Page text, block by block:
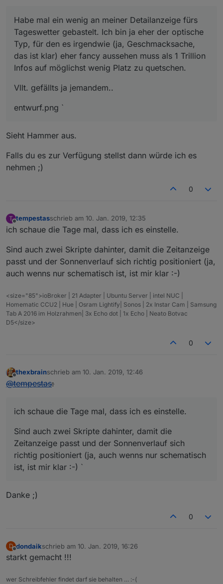
Habe mal ein wenig an meiner Detailanzeige fürs
Tageswetter gebastelt. Ich bin ja eher der optische
Typ, für den es irgendwie (ja, Geschmacksache,
das ist klar) eher fancy aussehen muss als 1 Trillion
Infos auf möglichst wenig Platz zu quetschen.
Vllt. gefällts ja jemandem..
entwurf.png `
Sieht Hammer aus.
Falls du es zur Verfügung stellst dann würde ich es
nehmen ;)
0
T
Offline
tempestasschrieb am 10. Jan. 2019, 12:35
zuletzt editiert von
ich schaue die Tage mal, dass ich es einstelle.
Sind auch zwei Skripte dahinter, damit die Zeitanzeige
passt und der Sonnenverlauf sich richtig positioniert (ja,
auch wenns nur schematisch ist, ist mir klar :-)
<size="85">ioBroker | 21 Adapter | Ubuntu Server | intel NUC |
Homematic CCU2 | Hue | Osram Lightify| Sonos | 2x Instar Cam | Samsung
Tab A 2016 im Holzrahmen| 3x Echo dot | 1x Echo | Neato Botvac
D5</size>
0
Offline
thexbrainschrieb am 10. Jan. 2019, 12:46
zuletzt editiert von
@tempestas:
ich schaue die Tage mal, dass ich es einstelle.
Sind auch zwei Skripte dahinter, damit die
Zeitanzeige passt und der Sonnenverlauf sich
richtig positioniert (ja, auch wenns nur schematisch
ist, ist mir klar :-) `
Danke ;)
0
D
Offline
dondaikschrieb am 10. Jan. 2019, 16:26
zuletzt editiert von
starkt gemacht !!!
wer Schreibfehler findet darf sie behalten … :-(